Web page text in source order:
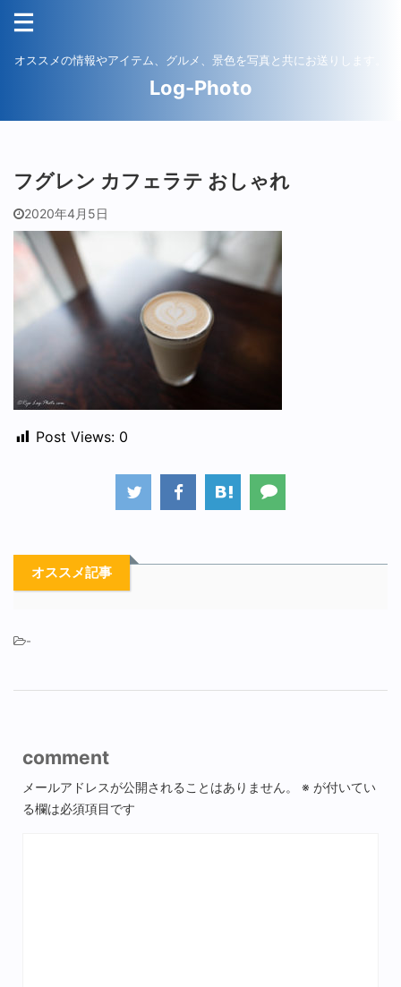
オススメの情報やアイテム、グルメ、景色を写真と共にお送りします。
Log-Photo
フグレン カフェラテ おしゃれ
2020年4月5日
Post Views: 0
オススメ記事
-
comment
メールアドレスが公開されることはありません。 ※ が付いてい
る欄は必須項目です